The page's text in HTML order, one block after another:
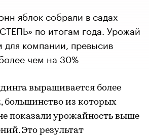
яблок собрали в садах
по итогам года. Урожай
для компании, превысив
чем на 30%
выращивается более
большинство из которых
показали урожайность выше
Это результат